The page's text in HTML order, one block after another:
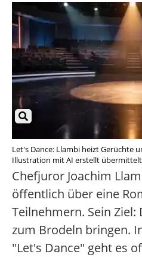
Let's Dance: Llambi heizt Gerüchte
Illustration mit AI erstellt
Chefjuror Joachim
öffentlich über eine
Teilnehmern. Sein
zum Brodeln bringen.
"Let's Dance" geht es